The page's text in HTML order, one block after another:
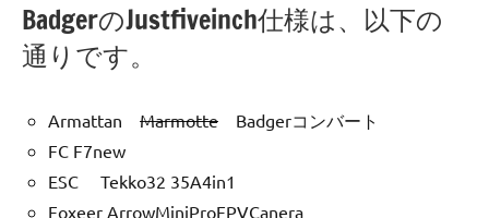
BadgerのJustfiveinch仕様は、以下の
通りです。
Armattan Marmotte Badgerコンバート
FC F7new
ESC Tekko32 35A4in1
Foxeer ArrowMiniProFPVCanera